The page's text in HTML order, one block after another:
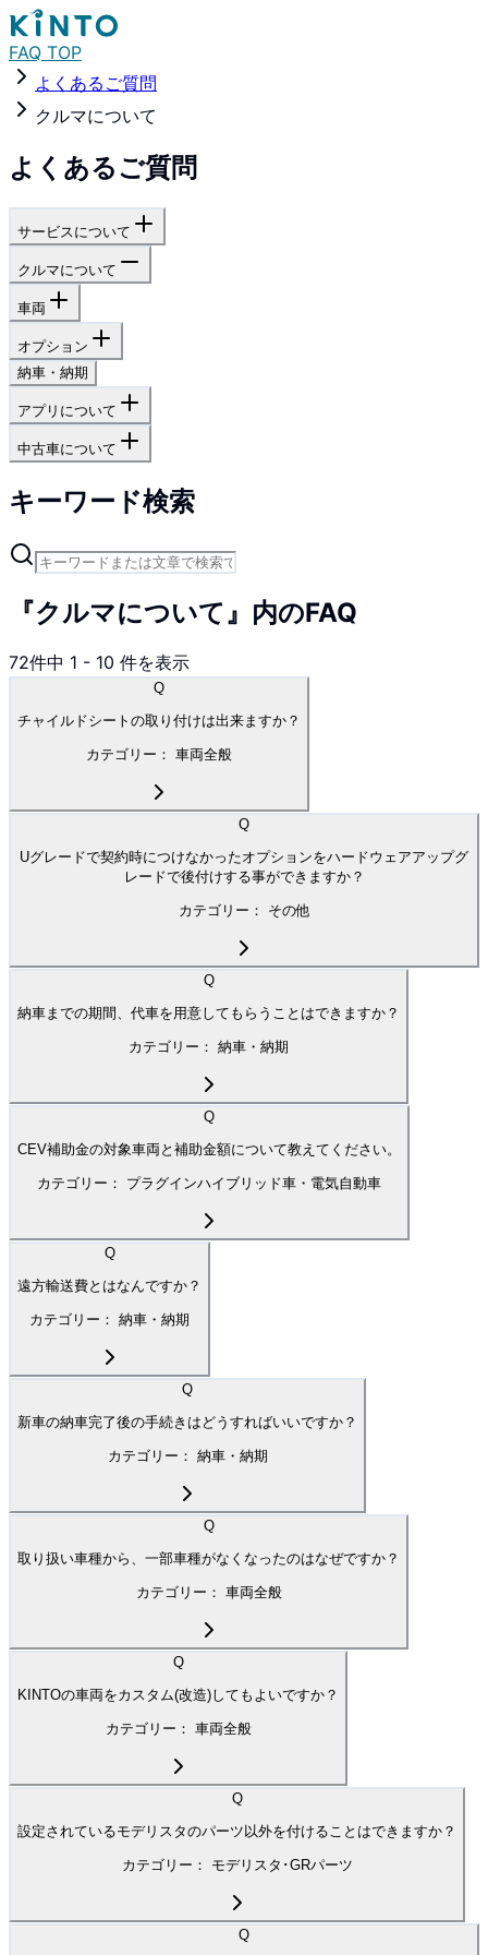
FAQ TOP
よくあるご質問
クルマについて
よくあるご質問
サービスについて
クルマについて
車両
オプション
納車・納期
アプリについて
中古車について
キーワード検索
『クルマについて』内のFAQ
72件中 1 - 10 件を表示
Q
チャイルドシートの取り付けは出来ますか？
カテゴリー： 車両全般
Q
Uグレードで契約時につけなかったオプションをハードウェアアップグ
レードで後付けする事ができますか？
カテゴリー： その他
Q
納車までの期間、代車を用意してもらうことはできますか？
カテゴリー： 納車・納期
Q
CEV補助金の対象車両と補助金額について教えてください。
カテゴリー： プラグインハイブリッド車・電気自動車
Q
遠方輸送費とはなんですか？
カテゴリー： 納車・納期
Q
新車の納車完了後の手続きはどうすればいいですか？
カテゴリー： 納車・納期
Q
取り扱い車種から、一部車種がなくなったのはなぜですか？
カテゴリー： 車両全般
Q
KINTOの車両をカスタム(改造)してもよいですか？
カテゴリー： 車両全般
Q
設定されているモデリスタのパーツ以外を付けることはできますか？
カテゴリー： モデリスタ･GRパーツ
Q